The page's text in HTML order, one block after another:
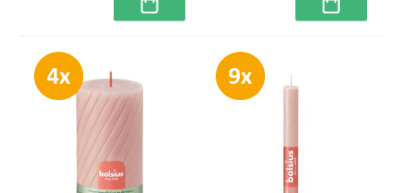
In winkelwagen In